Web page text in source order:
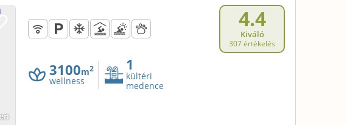
4.4
Kiváló
307 értékelés
3100m2
wellness
1
kültéri
medence